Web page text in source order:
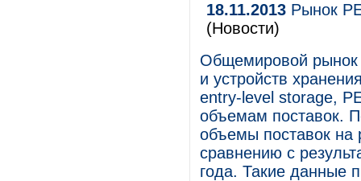
18.11.2013 Рынок
(Новости)
Общемировой рынок
и устройств
entry-level storage,
объемам поставок.
объемы поставок на
сравнению с
года. Такие данные